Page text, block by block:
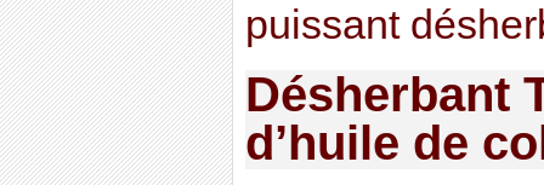
puissant
Désherbant
d’huile de